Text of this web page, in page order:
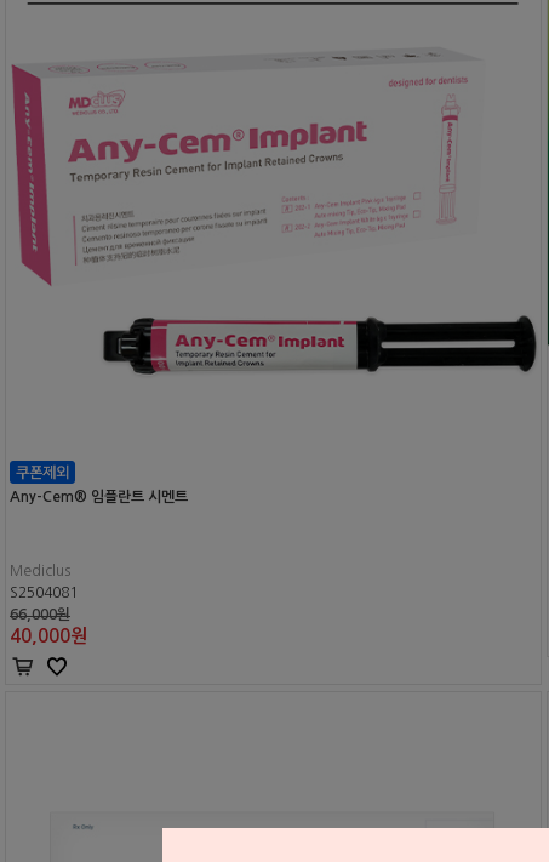
Any-Cem® 임플란트 시멘트
Mediclus
S2504081
66,000원
40,000원